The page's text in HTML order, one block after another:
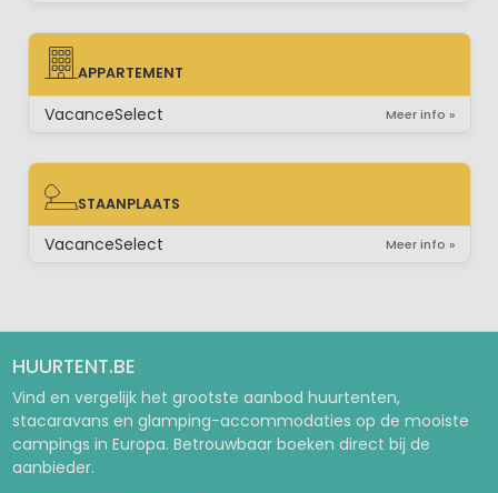
APPARTEMENT
APPARTEMENT
VacanceSelect Meer info »
STAANPLAATS
STAANPLAATS
VacanceSelect Meer info »
HUURTENT.BE
Vind en vergelijk het grootste aanbod huurtenten,
stacaravans en glamping-accommodaties op de mooiste
campings in Europa. Betrouwbaar boeken direct bij de
aanbieder.